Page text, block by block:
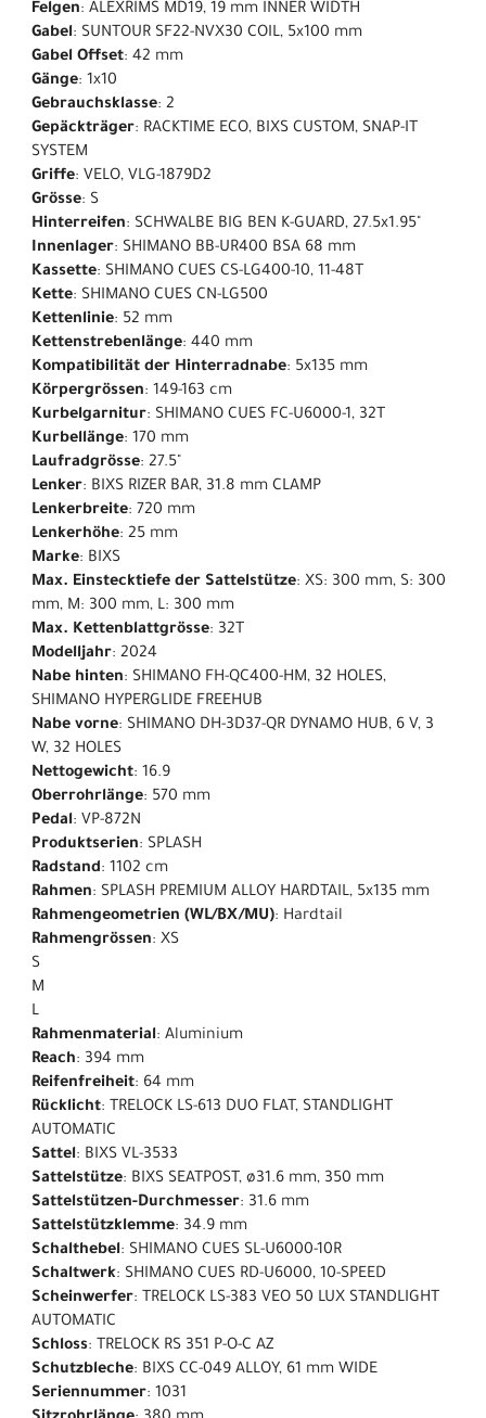
Felgen: ALEXRIMS MD19, 19 mm INNER WIDTH
Gabel: SUNTOUR SF22-NVX30 COIL, 5x100 mm
Gabel Offset: 42 mm
Gänge: 1x10
Gebrauchsklasse: 2
Gepäckträger: RACKTIME ECO, BIXS CUSTOM, SNAP-IT
SYSTEM
Griffe: VELO, VLG-1879D2
Grösse: S
Hinterreifen: SCHWALBE BIG BEN K-GUARD, 27.5x1.95"
Innenlager: SHIMANO BB-UR400 BSA 68 mm
Kassette: SHIMANO CUES CS-LG400-10, 11-48T
Kette: SHIMANO CUES CN-LG500
Kettenlinie: 52 mm
Kettenstrebenlänge: 440 mm
Kompatibilität der Hinterradnabe: 5x135 mm
Körpergrössen: 149-163 cm
Kurbelgarnitur: SHIMANO CUES FC-U6000-1, 32T
Kurbellänge: 170 mm
Laufradgrösse: 27.5"
Lenker: BIXS RIZER BAR, 31.8 mm CLAMP
Lenkerbreite: 720 mm
Lenkerhöhe: 25 mm
Marke: BIXS
Max. Einstecktiefe der Sattelstütze: XS: 300 mm, S: 300
mm, M: 300 mm, L: 300 mm
Max. Kettenblattgrösse: 32T
Modelljahr: 2024
Nabe hinten: SHIMANO FH-QC400-HM, 32 HOLES,
SHIMANO HYPERGLIDE FREEHUB
Nabe vorne: SHIMANO DH-3D37-QR DYNAMO HUB, 6 V, 3
W, 32 HOLES
Nettogewicht: 16.9
Oberrohrlänge: 570 mm
Pedal: VP-872N
Produktserien: SPLASH
Radstand: 1102 cm
Rahmen: SPLASH PREMIUM ALLOY HARDTAIL, 5x135 mm
Rahmengeometrien (WL/BX/MU): Hardtail
Rahmengrössen: XS
S
M
L
Rahmenmaterial: Aluminium
Reach: 394 mm
Reifenfreiheit: 64 mm
Rücklicht: TRELOCK LS-613 DUO FLAT, STANDLIGHT
AUTOMATIC
Sattel: BIXS VL-3533
Sattelstütze: BIXS SEATPOST, ø31.6 mm, 350 mm
Sattelstützen-Durchmesser: 31.6 mm
Sattelstützklemme: 34.9 mm
Schalthebel: SHIMANO CUES SL-U6000-10R
Schaltwerk: SHIMANO CUES RD-U6000, 10-SPEED
Scheinwerfer: TRELOCK LS-383 VEO 50 LUX STANDLIGHT
AUTOMATIC
Schloss: TRELOCK RS 351 P-O-C AZ
Schutzbleche: BIXS CC-049 ALLOY, 61 mm WIDE
Seriennummer: 1031